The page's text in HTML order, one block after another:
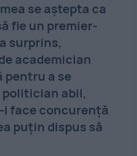
se aștepta ca
fie un premier-
surprins,
academician
pentru a se
abil,
i face concurență
puțin dispus să